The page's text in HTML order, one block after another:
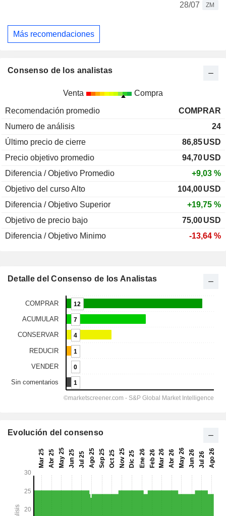
28/07
ZM
Más recomendaciones
Consenso de los analistas
Venta Compra
Recomendación promedio
COMPRAR
Numero de análisis
24
Último precio de cierre
86,85USD
Precio objetivo promedio
94,70USD
Diferencia / Objetivo Promedio
+9,03 %
Objetivo del curso Alto
104,00USD
Diferencia / Objetivo Superior
+19,75 %
Objetivo de precio bajo
75,00USD
Diferencia / Objetivo Minimo
-13,64 %
Detalle del Consenso de los Analistas
Evolución del consenso